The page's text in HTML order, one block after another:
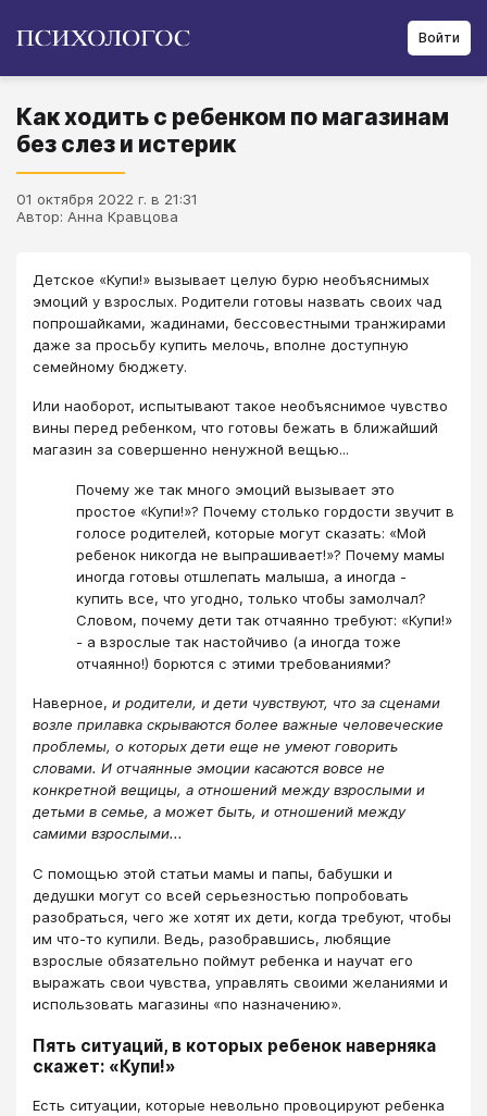
Войти
Как ходить с ребенком по магазинам
без слез и истерик
01 октября 2022 г. в 21:31
Автор: Анна Крaвцова
Детское «Купи!» вызывает целую бурю необъяснимых
эмоций у взрослых. Родители готовы назвать своих чад
попрошайками, жадинами, бессовестными транжирами
даже за просьбу купить мелочь, вполне доступную
семейному бюджету.
Или наоборот, испытывают такое необъяснимое чувство
вины перед ребенком, что готовы бежать в ближайший
магазин за совершенно ненужной вещью...
Почему же так много эмоций вызывает это
простое «Купи!»? Почему столько гордости звучит в
голосе родителей, которые могут сказать: «Мой
ребенок никогда не выпрашивает!»? Почему мамы
иногда готовы отшлепать малыша, а иногда -
купить все, что угодно, только чтобы замолчал?
Словом, почему дети так отчаянно требуют: «Купи!»
- а взрослые так настойчиво (а иногда тоже
отчаянно!) борются с этими требованиями?
Наверное, и родители, и дети чувствуют, что за сценами
возле прилавка скрываются более важные человеческие
проблемы, о которых дети еще не умеют говорить
словами. И отчаянные эмоции касаются вовсе не
конкретной вещицы, а отношений между взрослыми и
детьми в семье, а может быть, и отношений между
самими взрослыми...
С помощью этой статьи мамы и папы, бабушки и
дедушки могут со всей серьезностью попробовать
разобраться, чего же хотят их дети, когда требуют, чтобы
им что-то купили. Ведь, разобравшись, любящие
взрослые обязательно поймут ребенка и научат его
выражать свои чувства, управлять своими желаниями и
использовать магазины «по назначению».
Пять ситуаций, в которых ребенок наверняка
скажет: «Купи!»
Есть ситуации, которые невольно провоцируют ребенка